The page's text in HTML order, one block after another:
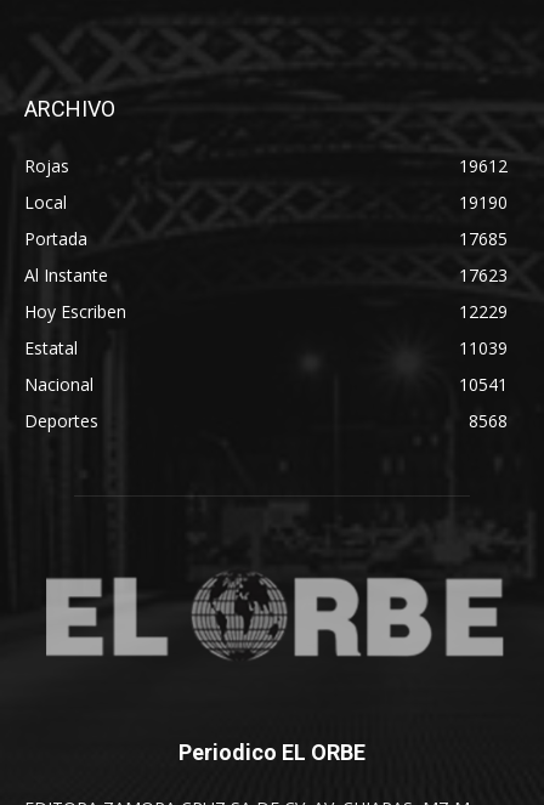
ARCHIVO
Rojas
19612
Local
19190
Portada
17685
Al Instante
17623
Hoy Escriben
12229
Estatal
11039
Nacional
10541
Deportes
8568
Periodico EL ORBE